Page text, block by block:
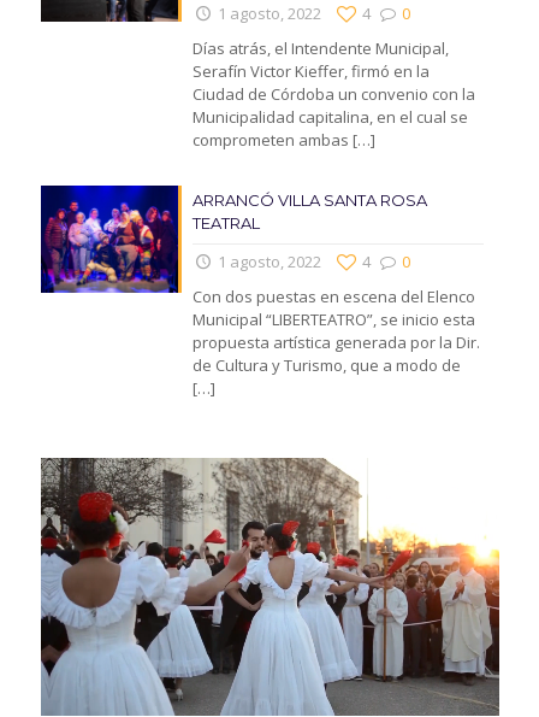
1 agosto, 2022 0
4
Días atrás, el Intendente Municipal,
Serafín Victor Kieffer, firmó en la
Ciudad de Córdoba un convenio con la
Municipalidad capitalina, en el cual se
comprometen ambas […]
ARRANCÓ VILLA SANTA ROSA
TEATRAL
1 agosto, 2022 0
4
Con dos puestas en escena del Elenco
Municipal “LIBERTEATRO”, se inicio esta
propuesta artística generada por la Dir.
de Cultura y Turismo, que a modo de
[…]